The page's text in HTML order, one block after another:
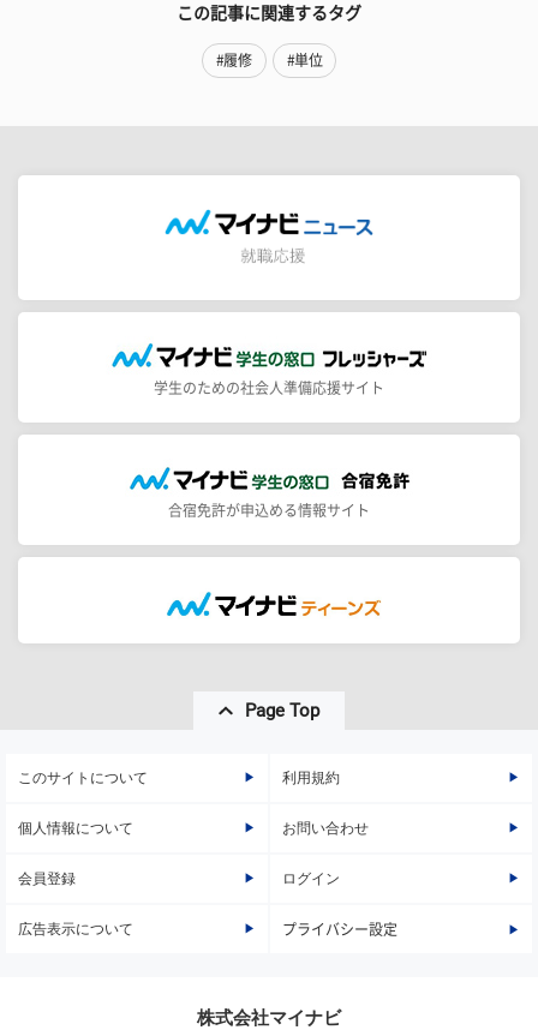
この記事に関連するタグ
#履修 #単位
学生のための社会人準備応援サイト
合宿免許が申込める情報サイト
Page Top
このサイトについて 利用規約
個人情報について お問い合わせ
会員登録 ログイン
広告表示について プライバシー設定
株式会社マイナビ